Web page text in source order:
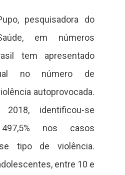
pesquisadora do
em números
tem apresentado
no número de
autoprovocada.
identificou-se
nos casos
tipo de violência.
entre 10 e